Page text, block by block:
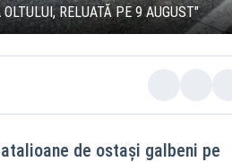
RELUATĂ PE 9 AUGUST"
de ostaşi galbeni pe